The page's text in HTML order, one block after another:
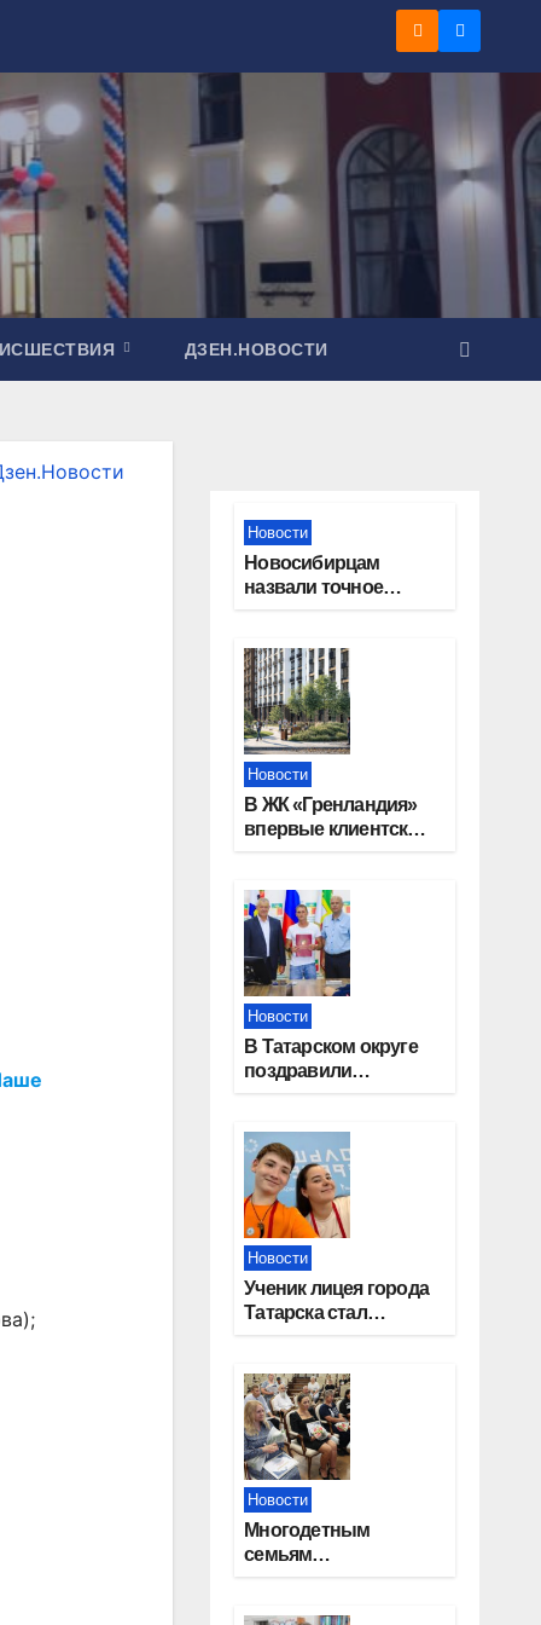
ДЗЕН.НОВОСТИ
Новости
Новосибирцам
назвали точное
праздники в 2027
году
Новости
В ЖК «Гренландия»
впервые клиентские
группы компаний
«СОЮЗ»
Новости
В Татарском округе
поздравили
отрасли
Новости
Ученик лицея города
Татарска стал
Новости
Многодетным
семьям